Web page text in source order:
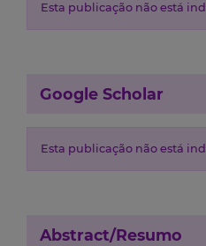
Esta publicação não está
Google Scholar
Esta publicação não está
Abstract/Resumo